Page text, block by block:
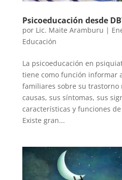
Psicoeducación desde
por Lic. Maite Aramburu |
Educación
La psicoeducación en
tiene como función informar
familiares sobre su trastorno
causas, sus síntomas, sus
características y funciones
Existe gran...